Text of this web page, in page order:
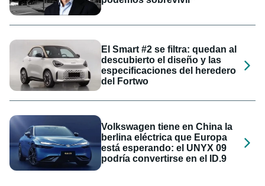
El Smart #2 se filtra: quedan al
descubierto el diseño y las
especificaciones del heredero
del Fortwo
Volkswagen tiene en China la
berlina eléctrica que Europa
está esperando: el UNYX 09
podría convertirse en el ID.9